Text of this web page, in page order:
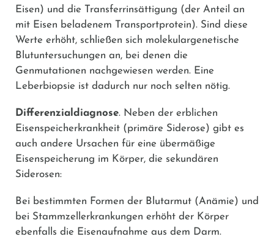
Eisen) und die Transferrinsättigung (der Anteil an
mit Eisen beladenem Transportprotein). Sind diese
Werte erhöht, schließen sich molekulargenetische
Blutuntersuchungen an, bei denen die
Genmutationen nachgewiesen werden. Eine
Leberbiopsie ist dadurch nur noch selten nötig.
Differenzialdiagnose. Neben der erblichen
Eisenspeicherkrankheit (primäre Siderose) gibt es
auch andere Ursachen für eine übermäßige
Eisenspeicherung im Körper, die sekundären
Siderosen:
Bei bestimmten Formen der Blutarmut (Anämie) und
bei Stammzellerkrankungen erhöht der Körper
ebenfalls die Eisenaufnahme aus dem Darm.